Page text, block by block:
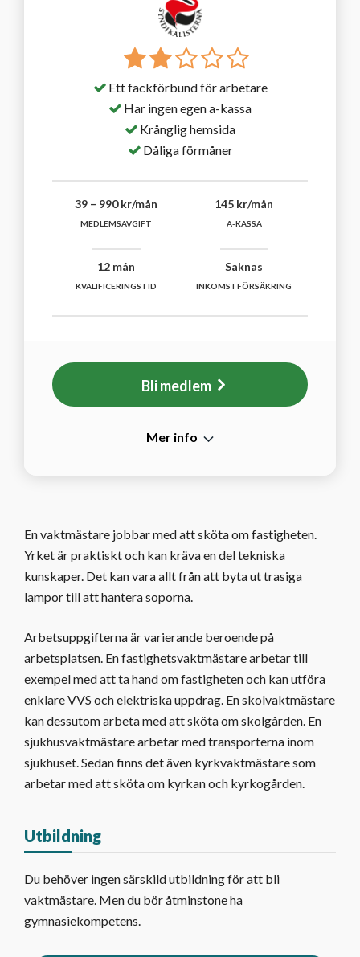
Ett fackförbund för arbetare
Har ingen egen a-kassa
Krånglig hemsida
Dåliga förmåner
MEDLEMSAVGIFT
39 – 990 kr/mån
A-KASSA
145 kr/mån
KVALIFICERINGSTID
12 mån
INKOMSTFÖRSÄKRING
Saknas
Mer info
Bli medlem
En vaktmästare jobbar med att sköta om fastigheten.
Yrket är praktiskt och kan kräva en del tekniska
kunskaper. Det kan vara allt från att byta ut trasiga
lampor till att hantera soporna.
Arbetsuppgifterna är varierande beroende på
arbetsplatsen. En fastighetsvaktmästare arbetar till
exempel med att ta hand om fastigheten och kan utföra
enklare VVS och elektriska uppdrag. En skolvaktmästare
kan dessutom arbeta med att sköta om skolgården. En
sjukhusvaktmästare arbetar med transporterna inom
sjukhuset. Sedan finns det även kyrkvaktmästare som
arbetar med att sköta om kyrkan och kyrkogården.
Utbildning
Du behöver ingen särskild utbildning för att bli
vaktmästare. Men du bör åtminstone ha
gymnasiekompetens.